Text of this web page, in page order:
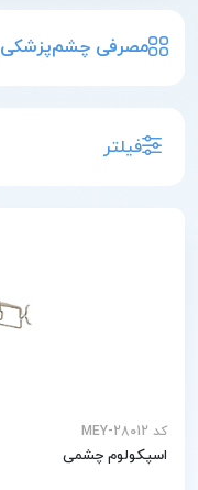
مصرفی چشم‌پزشکی
فیلتر
کد MEY-28012
اسپکولوم چشمی